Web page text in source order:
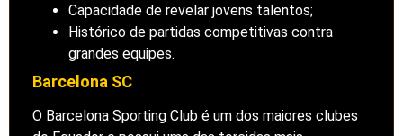
Capacidade de revelar jovens talentos;
Histórico de partidas competitivas contra
grandes equipes.
Barcelona SC
O Barcelona Sporting Club é um dos maiores clubes